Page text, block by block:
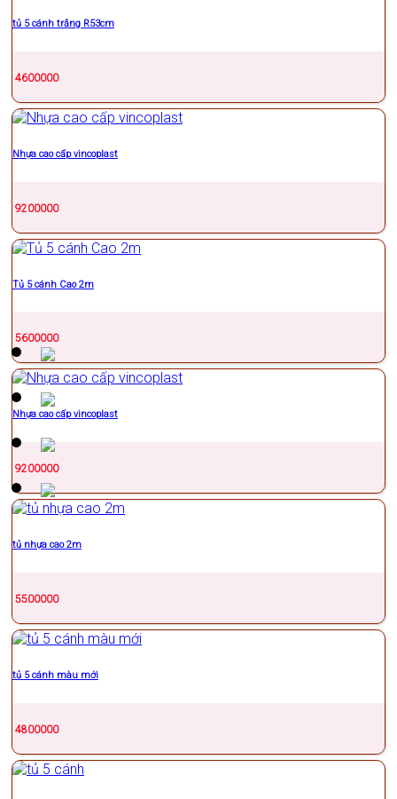
tủ 5 cánh trắng R53cm
4600000
Nhựa cao cấp vincoplast
9200000
Tủ 5 cánh Cao 2m
5600000
Nhựa cao cấp vincoplast
9200000
tủ nhựa cao 2m
5500000
tủ 5 cánh màu mới
4800000